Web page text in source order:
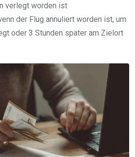
verlegt worden ist
der Flug annuliert worden ist, um
oder 3 Stunden später am Zielort